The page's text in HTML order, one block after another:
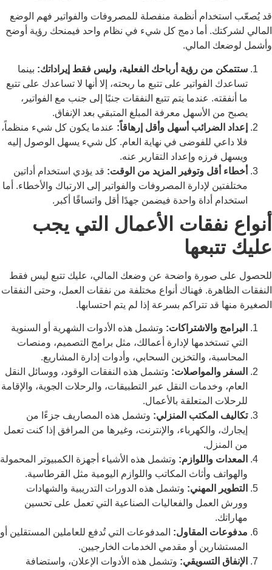
قد يُصعّب استخدام أنظمة منفصلة للمصروفات والفواتير فهم الوضع
المالي لشركتك. أما دمج كل شيء في نظام واحد فيمنحك رؤية أوضح
وأشمل لوضعك المالي.
ستتمكن من رؤية أرباحك الفعلية، وليس فقط إيراداتك: بينما
تساعدك الفواتير على تتبع ما ربحته، إلا أنها لا تساعدك على تتبع
ما أنفقته. عندما يتم تتبع النفقات جنبًا إلى جنب مع الفواتير،
يصبح من الأسهل معرفة المبلغ المتبقي بعد الإنفاق.
إعداد الضرائب أسهل وأقل إرهاقاً: عندما يكون كل شيء منظماً،
فلا داعي للفوضى في نهاية العام. كل شيء يسهل الوصول إليه
ويسهل فرزه وإعداد التقارير عنه.
أخطاء أقل وتوفير المزيد من الوقت: قد يؤدي استخدام أداتين
مختلفتين لإدارة المصروفات والفواتير إلى الارتباك والأخطاء. أما
استخدام أداة واحدة فيضمن جهدًا أقل واتساقًا أكبر.
أنواع نفقات الأعمال التي يجب
عليك تتبعها
للحصول على صورة واضحة عن وضعك المالي، عليك تتبع ليس فقط
النفقات الظاهرة. فهناك أنواع مختلفة من نفقات العمل، وحتى النفقات
الصغيرة منها قد تتراكم بسرعة إذا لم يتم احتسابها.
البرامج والاشتراكات: وتشمل هذه الأدوات الشهرية أو السنوية
التي تستخدمها لإدارة أعمالك، مثل برامج التصميم، ومنصات
المحاسبة، والتخزين السحابي، وأدوات إدارة المشاريع.
السفر والمواصلات: وتشمل هذه النفقات الوقود، ووسائل النقل
العام، وخدمات النقل عبر التطبيقات، والرحلات الجوية، والإقامة
للرحلات المتعلقة بالأعمال.
تكاليف المكتب المنزلي: وتشمل هذه المصاريف جزءًا من
إيجارك، والكهرباء، والإنترنت، وغيرها من المرافق إذا كنت تعمل
من المنزل.
المعدات واللوازم: وتشمل هذه الأشياء أجهزة الكمبيوتر المحمولة
والهواتف وأثاث المكاتب واللوازم اليومية مثل القرطاسية.
التطوير المهني: وتشمل هذه الدورات التدريبية والشهادات
وورش العمل والفعاليات الصناعية التي تعمل على تحسين
مهاراتك.
مدفوعات المقاول: المدفوعات التي تُدفع للعاملين المستقلين أو
المستشارين أو مقدمي الخدمات الخارجيين.
الإنفاق التسويقي: وتشمل هذه الأدوات الإعلان، واستضافة